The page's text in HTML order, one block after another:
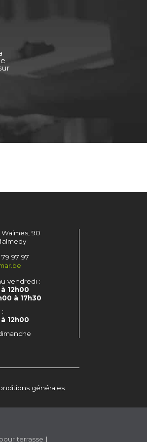
90
97 97
vendredi :
12h00
à 17h30
12h00
générales
terrasse |